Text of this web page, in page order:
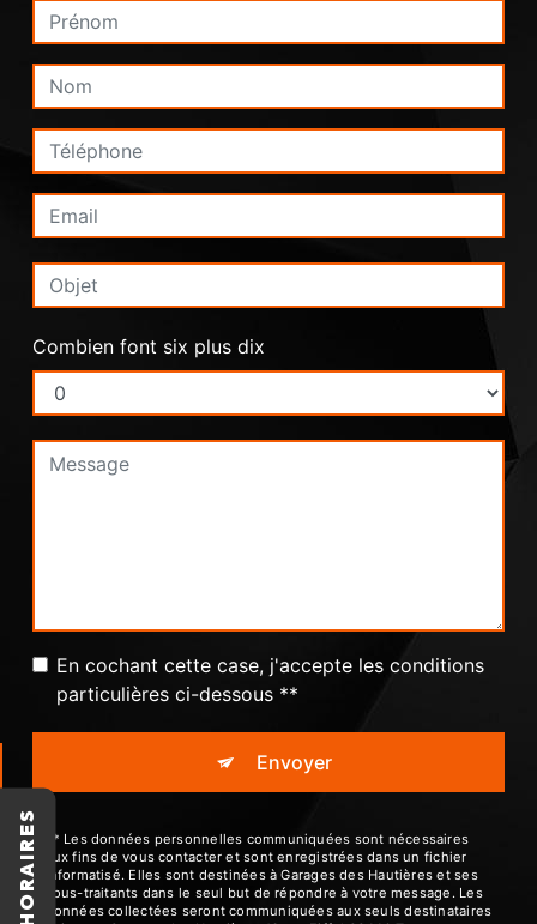
Combien font six plus dix
En cochant cette case, j'accepte les conditions
particulières ci-dessous **
Envoyer
** Les données personnelles communiquées sont nécessaires
aux fins de vous contacter et sont enregistrées dans un fichier
informatisé. Elles sont destinées à Garages des Hautières et ses
sous-traitants dans le seul but de répondre à votre message. Les
données collectées seront communiquées aux seuls destinataires
HORAIRES